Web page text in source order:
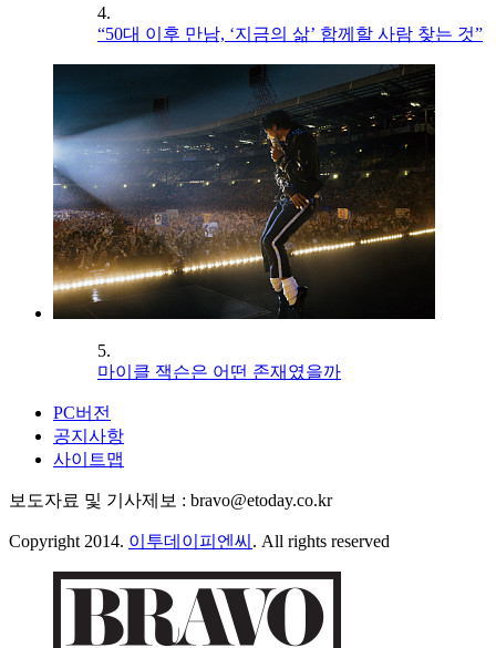
4.
“50대 이후 만남, ‘지금의 삶’ 함께할 사람 찾는 것”
5.
마이클 잭슨은 어떤 존재였을까
PC버전
공지사항
사이트맵
보도자료 및 기사제보 : bravo@etoday.co.kr
Copyright 2014. 이투데이피엔씨 . All rights reserved